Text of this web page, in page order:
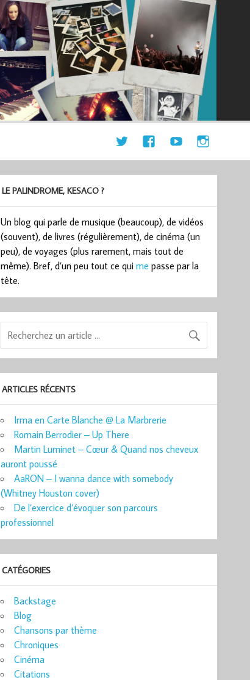
LE PALINDROME, KESACO ?
Un blog qui parle de musique (beaucoup), de vidéos
(souvent), de livres (régulièrement), de cinéma (un
peu), de voyages (plus rarement, mais tout de
même). Bref, d’un peu tout ce quime passe par la
tête.
ARTICLES RÉCENTS
Irma en Carte Blanche @ La Marbrerie
Romain Berrodier – Up There
Martin Luminet – Cœur & Quand nos cheveux
auront poussé
AaRON – I wanna dance with somebody
(Whitney Houston cover)
De l’exercice d’évoquer son parcours
professionnel
CATÉGORIES
Backstage
Blog
Chansons par thème
Chroniques
Cinéma
Citations